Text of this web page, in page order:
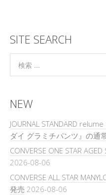
SITE SEARCH
NEW
JOURNAL STANDARD
ダイ グラミチパンツ』の通
CONVERSE ONE STAR
2026-08-06
CONVERSE ALL STAR
発売 2026-08-06